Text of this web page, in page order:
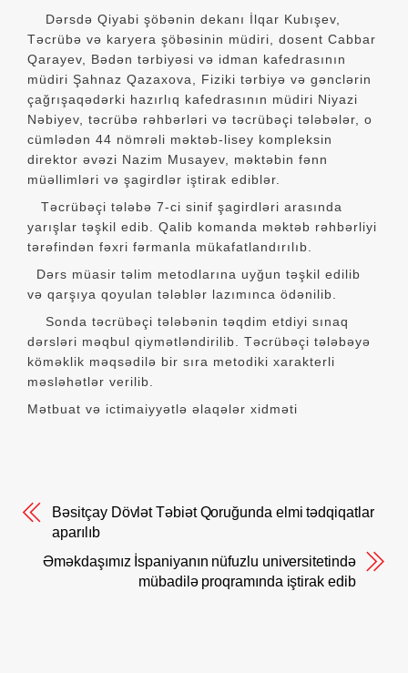
Dərsdə Qiyabi şöbənin dekanı İlqar Kubışev,
Təcrübə və karyera şöbəsinin müdiri, dosent Cabbar
Qarayev, Bədən tərbiyəsi və idman kafedrasının
müdiri Şahnaz Qazaxova, Fiziki tərbiyə və gənclərin
çağrışaqədərki hazırlıq kafedrasının müdiri Niyazi
Nəbiyev, təcrübə rəhbərləri və təcrübəçi tələbələr, o
cümlədən 44 nömrəli məktəb-lisey kompleksin
direktor əvəzi Nazim Musayev, məktəbin fənn
müəllimləri və şagirdlər iştirak ediblər.
Təcrübəçi tələbə 7-ci sinif şagirdləri arasında
yarışlar təşkil edib. Qalib komanda məktəb rəhbərliyi
tərəfindən fəxri fərmanla mükafatlandırılıb.
Dərs müasir təlim metodlarına uyğun təşkil edilib
və qarşıya qoyulan tələblər lazımınca ödənilib.
Sonda təcrübəçi tələbənin təqdim etdiyi sınaq
dərsləri məqbul qiymətləndirilib. Təcrübəçi tələbəyə
köməklik məqsədilə bir sıra metodiki xarakterli
məsləhətlər verilib.
Mətbuat və ictimaiyyətlə əlaqələr xidməti
Bəsitçay Dövlət Təbiət Qoruğunda elmi tədqiqatlar
aparılıb
Əməkdaşımız İspaniyanın nüfuzlu universitetində
mübadilə proqramında iştirak edib